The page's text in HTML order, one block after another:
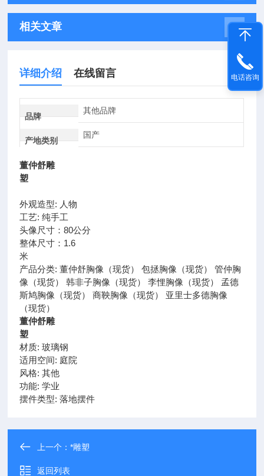
相关文章
详细介绍 在线留言
品牌
其他品牌
产地类别
国产
董仲舒雕
塑
外观造型: 人物
工艺: 纯手工
头像尺寸：80公分
整体尺寸：1.6
米
产品分类: 董仲舒胸像（现货） 包拯胸像（现货） 管仲胸
像（现货） 韩非子胸像（现货） 李悝胸像（现货） 孟德
斯鸠胸像（现货） 商鞅胸像（现货） 亚里士多德胸像
（现货）
董仲舒雕
塑
材质: 玻璃钢
适用空间: 庭院
风格: 其他
功能: 学业
摆件类型: 落地摆件
上一个：*雕塑
返回列表
电话咨询